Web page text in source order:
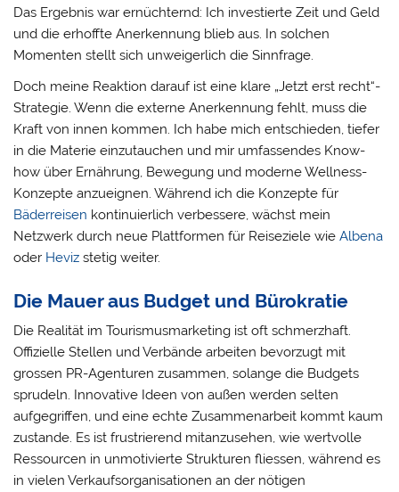
Das Ergebnis war ernüchternd: Ich investierte Zeit und Geld
und die erhoffte Anerkennung blieb aus. In solchen
Momenten stellt sich unweigerlich die Sinnfrage.
Doch meine Reaktion darauf ist eine klare „Jetzt erst recht“-
Strategie. Wenn die externe Anerkennung fehlt, muss die
Kraft von innen kommen. Ich habe mich entschieden, tiefer
in die Materie einzutauchen und mir umfassendes Know-
how über Ernährung, Bewegung und moderne Wellness-
Konzepte anzueignen. Während ich die Konzepte für
Bäderreisen kontinuierlich verbessere, wächst mein
Netzwerk durch neue Plattformen für Reiseziele wieAlbena
oder Heviz stetig weiter.
Die Mauer aus Budget und Bürokratie
Die Realität im Tourismusmarketing ist oft schmerzhaft.
Offizielle Stellen und Verbände arbeiten bevorzugt mit
grossen PR-Agenturen zusammen, solange die Budgets
sprudeln. Innovative Ideen von außen werden selten
aufgegriffen, und eine echte Zusammenarbeit kommt kaum
zustande. Es ist frustrierend mitanzusehen, wie wertvolle
Ressourcen in unmotivierte Strukturen fliessen, während es
in vielen Verkaufsorganisationen an der nötigen